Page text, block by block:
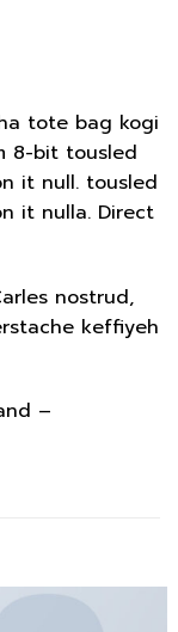
tote bag kogi
8-bit tousled
it null. tousled
it nulla. Direct
nostrud,
keffiyeh
–